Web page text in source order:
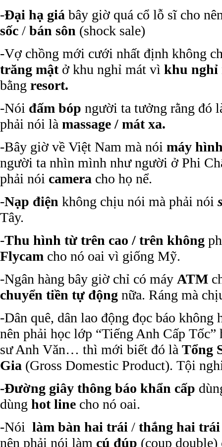
-Đại hạ giá bây giờ quá cổ lỗ sĩ cho
sốc / bán sôn (shock sale)
-Vợ chồng mới cưới nhất định không
trăng mật ở khu nghỉ mát vì khu nghỉ
bằng resort.
-Nói đấm bóp người ta tưởng rằng đó
phải nói là massage / mát xa.
-Bây giờ về Việt Nam mà nói máy
người ta nhìn mình như người ở Phi
phải nói camera cho họ nể.
-Nạp điện không chịu nói mà phải nói
Tây.
-Thu hình từ trên cao / trên không
Flycam cho nó oai vì giống Mỹ.
-Ngân hàng bây giờ chỉ có máy ATM
chuyển tiền tự động nữa. Ráng mà
-Dân quê, dân lao động đọc báo không
nên phải học lớp “Tiếng Anh Cấp Tốc”
sư Anh Văn… thì mới biết đó là Tổng
Gia (Gross Domestic Product). Tội
-Đường giây thông báo khẩn cấp
dùng hot line cho nó oai.
-Nói làm bàn hai trái / thắng hai trái
nên phải nói làm cú đúp (coup double)